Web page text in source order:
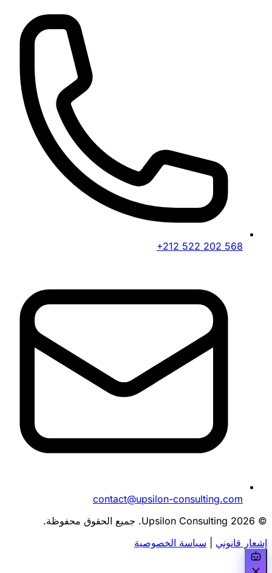
+212 522 202 568
contact@upsilon-consulting.com
© 2026 Upsilon Consulting. جميع الحقوق محفوظة.
إشعار قانوني
سياسة الخصوصية